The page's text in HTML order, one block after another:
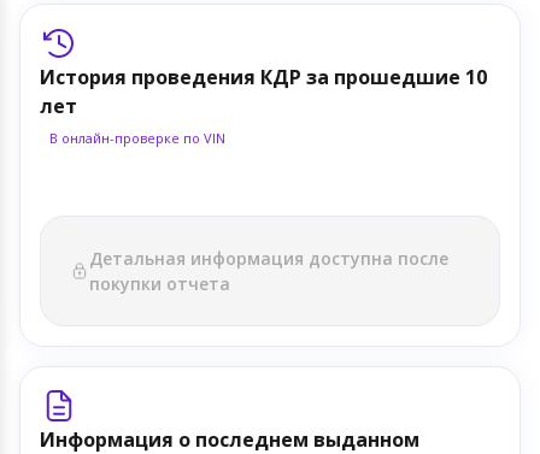
История проведения КДР за прошедшие 10
лет
В онлайн-проверке по VIN
Детальная информация доступна после
покупки отчета
Информация о последнем выданном